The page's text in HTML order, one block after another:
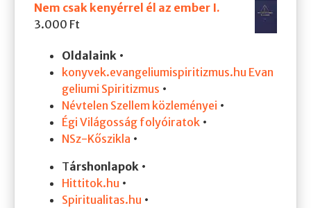
Nem csak kenyérrel él az ember I.
3.000 Ft
Oldalaink •
konyvek.evangeliumispiritizmus.hu Evan
geliumi Spiritizmus •
Névtelen Szellem közleményei •
Égi Világosság folyóiratok •
NSz-Kőszikla •
Társhonlapok •
Hittitok.hu •
Spiritualitas.hu •